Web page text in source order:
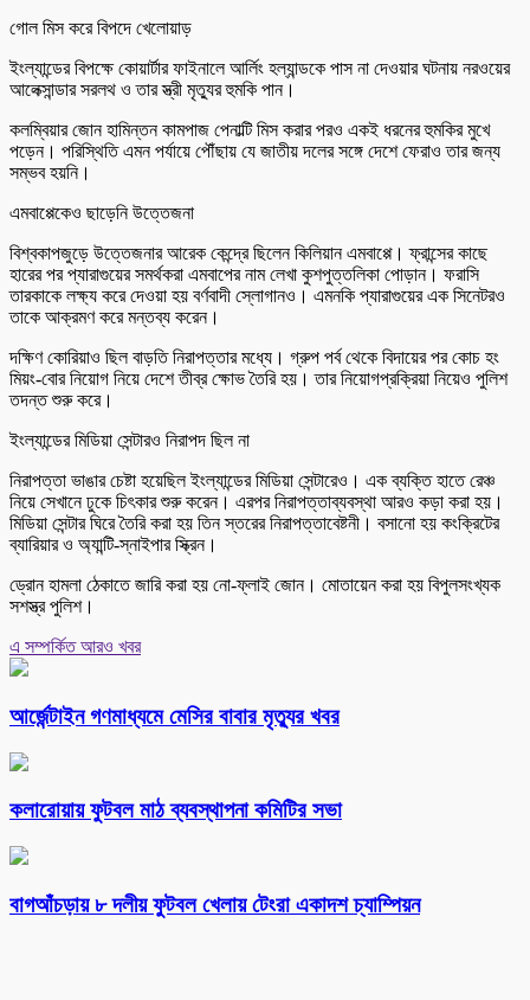
গোল মিস করে বিপদে খেলোয়াড়
ইংল্যান্ডের বিপক্ষে কোয়ার্টার ফাইনালে আর্লিং হল্যান্ডকে পাস না দেওয়ার ঘটনায় নরওয়ের
আলেক্সান্ডার সরলথ ও তার স্ত্রী মৃত্যুর হুমকি পান।
কলম্বিয়ার জোন হামিন্তন কামপাজ পেনাল্টি মিস করার পরও একই ধরনের হুমকির মুখে
পড়েন। পরিস্থিতি এমন পর্যায়ে পৌঁছায় যে জাতীয় দলের সঙ্গে দেশে ফেরাও তার জন্য
সম্ভব হয়নি।
এমবাপ্পেকেও ছাড়েনি উত্তেজনা
বিশ্বকাপজুড়ে উত্তেজনার আরেক কেন্দ্রে ছিলেন কিলিয়ান এমবাপ্পে। ফ্রান্সের কাছে
হারের পর প্যারাগুয়ের সমর্থকরা এমবাপের নাম লেখা কুশপুত্তলিকা পোড়ান। ফরাসি
তারকাকে লক্ষ্য করে দেওয়া হয় বর্ণবাদী স্লোগানও। এমনকি প্যারাগুয়ের এক সিনেটরও
তাকে আক্রমণ করে মন্তব্য করেন।
দক্ষিণ কোরিয়াও ছিল বাড়তি নিরাপত্তার মধ্যে। গ্রুপ পর্ব থেকে বিদায়ের পর কোচ হং
মিয়ং-বোর নিয়োগ নিয়ে দেশে তীব্র ক্ষোভ তৈরি হয়। তার নিয়োগপ্রক্রিয়া নিয়েও পুলিশ
তদন্ত শুরু করে।
ইংল্যান্ডের মিডিয়া সেন্টারও নিরাপদ ছিল না
নিরাপত্তা ভাঙার চেষ্টা হয়েছিল ইংল্যান্ডের মিডিয়া সেন্টারেও। এক ব্যক্তি হাতে রেঞ্চ
নিয়ে সেখানে ঢুকে চিৎকার শুরু করেন। এরপর নিরাপত্তাব্যবস্থা আরও কড়া করা হয়।
মিডিয়া সেন্টার ঘিরে তৈরি করা হয় তিন স্তরের নিরাপত্তাবেষ্টনী। বসানো হয় কংক্রিটের
ব্যারিয়ার ও অ্যান্টি-স্নাইপার স্ক্রিন।
ড্রোন হামলা ঠেকাতে জারি করা হয় নো-ফ্লাই জোন। মোতায়েন করা হয় বিপুলসংখ্যক
সশস্ত্র পুলিশ।
এ সম্পর্কিত আরও খবর
আর্জেন্টাইন গণমাধ্যমে মেসির বাবার মৃত্যুর খবর
কলারোয়ায় ফুটবল মাঠ ব্যবস্থাপনা কমিটির সভা
বাগআঁচড়ায় ৮ দলীয় ফুটবল খেলায় টেংরা একাদশ চ্যাম্পিয়ন